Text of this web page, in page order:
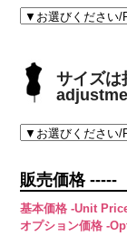
サイズ
販売価格 -----
基本価格 -Unit
オプション価格 -